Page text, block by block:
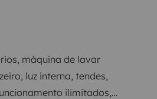
máquina de lavar
luz interna, tendes,
ilimitados,